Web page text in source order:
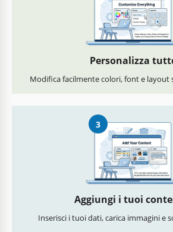
Personalizza
Modifica facilmente colori, font e layout
3
Aggiungi i tuoi
Inserisci i tuoi dati, carica immagini e